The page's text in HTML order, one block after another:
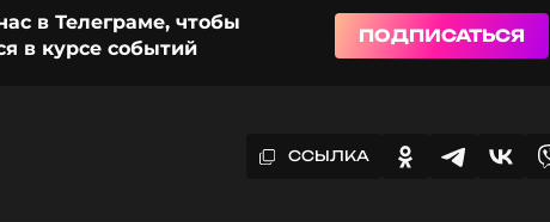
в Телеграме, чтобы
в курсе событий
ПОДПИСАТЬСЯ
ССЫЛКА